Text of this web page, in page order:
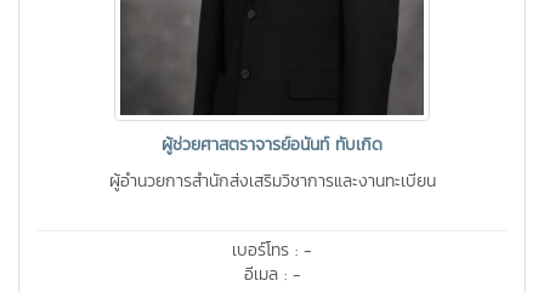
ผู้ช่วยศาสตราจารย์อนันท์ ทับเกิด
ผู้อำนวยการสำนักส่งเสริมวิชาการและงานทะเบียน
เบอร์โทร : -
อีเมล : -